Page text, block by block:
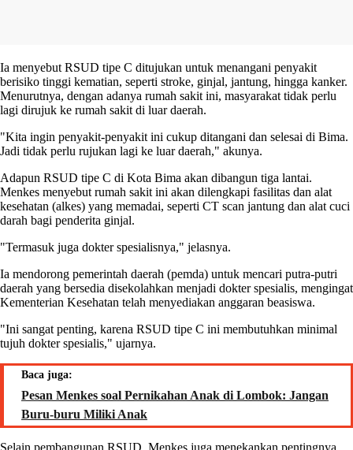
Ia menyebut RSUD tipe C ditujukan untuk menangani penyakit
berisiko tinggi kematian, seperti stroke, ginjal, jantung, hingga kanker.
Menurutnya, dengan adanya rumah sakit ini, masyarakat tidak perlu
lagi dirujuk ke rumah sakit di luar daerah.
"Kita ingin penyakit-penyakit ini cukup ditangani dan selesai di Bima.
Jadi tidak perlu rujukan lagi ke luar daerah," akunya.
Adapun RSUD tipe C di Kota Bima akan dibangun tiga lantai.
Menkes menyebut rumah sakit ini akan dilengkapi fasilitas dan alat
kesehatan (alkes) yang memadai, seperti CT scan jantung dan alat cuci
darah bagi penderita ginjal.
"Termasuk juga dokter spesialisnya," jelasnya.
Ia mendorong pemerintah daerah (pemda) untuk mencari putra-putri
daerah yang bersedia disekolahkan menjadi dokter spesialis, mengingat
Kementerian Kesehatan telah menyediakan anggaran beasiswa.
"Ini sangat penting, karena RSUD tipe C ini membutuhkan minimal
tujuh dokter spesialis," ujarnya.
Baca juga:
Pesan Menkes soal Pernikahan Anak di Lombok: Jangan
Buru-buru Miliki Anak
Selain pembangunan RSUD, Menkes juga menekankan pentingnya